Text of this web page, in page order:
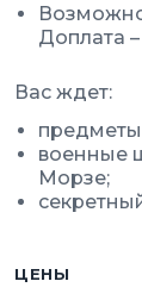
Доплата
Вас ждет:
военные
Морзе;
ЦЕНЫ